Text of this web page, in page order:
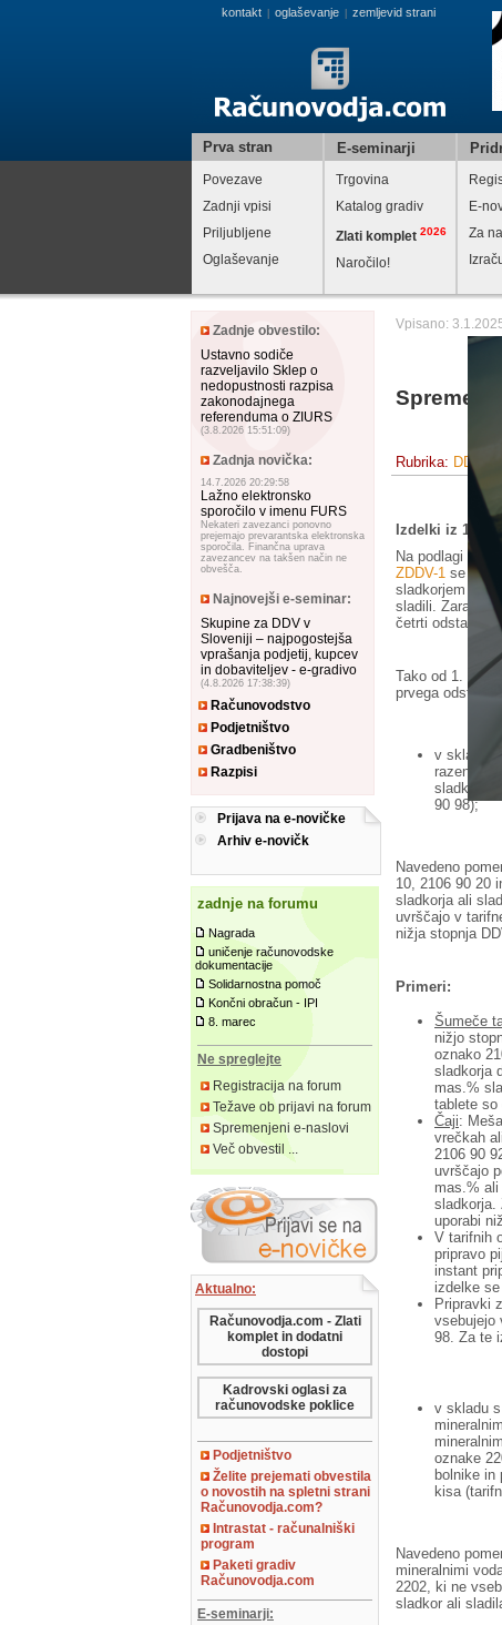
kontakt oglaševanje zemljevid strani
Prva stran E-seminarji
Povezave
Zadnji vpisi
Priljubljene
Oglaševanje
Trgovina
Katalog gradiv
Zlati komplet 2026
Naročilo!
E-
Za
Zadnje obvestilo:
Ustavno sodiče
razveljavilo Sklep o
nedopustnosti razpisa
zakonodajnega
referenduma o ZIURS
(3.8.2026 15:51:09)
Zadnja novička:
14.7.2026 20:29:58
Lažno elektronsko
sporočilo v imenu FURS
Nekateri zavezanci ponovno
prejemajo prevarantska elektronska
sporočila. Finančna uprava
zavezancev na takšen način ne
obvešča.
Najnovejši e-seminar:
Skupine za DDV v
Sloveniji – najpogostejša
vprašanja podjetij, kupcev
in dobaviteljev - e-gradivo
(4.8.2026 17:38:39)
Računovodstvo
Podjetništvo
Gradbeništvo
Razpisi
Prijava na e-novičke
Arhiv e-novičk
zadnje na forumu
Nagrada
uničenje računovodske
dokumentacije
Solidarnostna pomoč
Končni obračun - IPI
8. marec
Ne spreglejte
Registracija na forum
Težave ob prijavi na forum
Spremenjeni e-naslovi
Več obvestil ...
Aktualno:
Računovodja.com - Zlati
komplet in dodatni
dostopi
Kadrovski oglasi za
računovodske poklice
Podjetništvo
Želite prejemati obvestila
o novostih na spletni strani
Računovodja.com?
Intrastat - računalniški
program
Paketi gradiv
Računovodja.com
E-seminarji:
Vpisano:
Rubrika: DDV -
Izdelki iz 1.
Na podlagi
ZDDV-1 se iz
sladkorjem ali
sladili. Zaradi
četrti odstavek
Tako od 1. 1.
prvega
v skladu
razen
sladkor
90 98);
Navedeno
10, 2106 90 20
sladkorja ali
uvrščajo v
nižja stopnja
Primeri:
Šumeče
nižjo
oznako
sladkorja
mas.%
tablete so
Čaji:
vrečkah
2106 90
uvrščajo
mas.%
sladkorja.
uporabi
V tarifnih
pripravo
instant
izdelke
Pripravki
vsebujejo
98. Za te
v skladu
oznake
bolnike in
kisa
Navedeno
mineralnimi
2202, ki ne
sladkor ali